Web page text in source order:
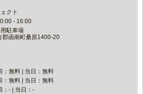
クト
- 16:00
駐車場
郡函南町桑原1400-20
：無料 | 当日：無料
：無料 | 当日：無料
：- | 当日：-